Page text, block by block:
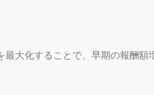
大化することで、早期の報酬額